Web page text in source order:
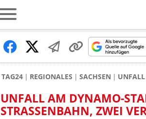
TAG24 REGIONALES SACHSEN UNFALL
UNFALL AM DYNAMO-
STRASSENBAHN, ZWEI